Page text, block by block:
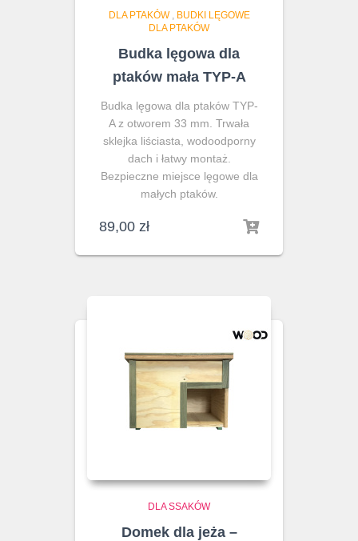
DLA PTAKÓW, BUDKI LĘGOWE
DLA PTAKÓW
Budka lęgowa dla
ptaków mała TYP-A
Budka lęgowa dla ptaków TYP-
A z otworem 33 mm. Trwała
sklejka liściasta, wodoodporny
dach i łatwy montaż.
Bezpieczne miejsce lęgowe dla
małych ptaków.
89,00 zł
DLA SSAKÓW
Domek dla jeża –